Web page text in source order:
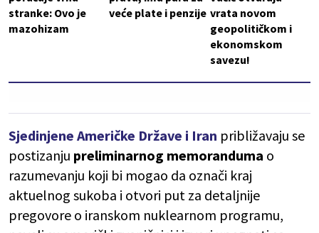
stranke: Ovo je
mazohizam
veće plate i penzije vrata novom
geopolitičkom i
ekonomskom
savezu!
Sjedinjene Američke Države i Iran približavaju se
postizanju preliminarnog memoranduma o
razumevanju koji bi mogao da označi kraj
aktuelnog sukoba i otvori put za detaljnije
pregovore o iranskom nuklearnom programu,